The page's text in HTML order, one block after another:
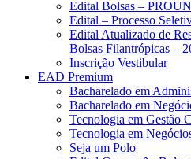
Edital Bolsas –
Edital – Processo
Edital Atualizado de
Bolsas Filantrópicas –
Inscrição Vestibular
EAD Premium
Bacharelado em
Bacharelado em
Tecnologia em Gestão
Tecnologia em
Seja um Polo